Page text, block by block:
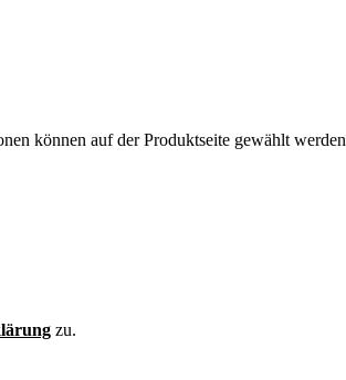
können auf der Produktseite gewählt werden
zu.